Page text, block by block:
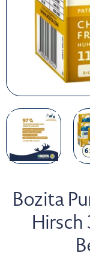
Bozita
Hirsch